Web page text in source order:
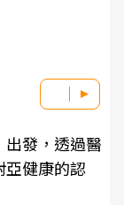
發，透過醫
健康的認